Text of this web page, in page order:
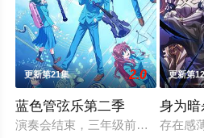
更新第21集 2.0
蓝色管弦乐第二季
演奏会结束，三年级前辈正式引退
更新第
身为
存在感